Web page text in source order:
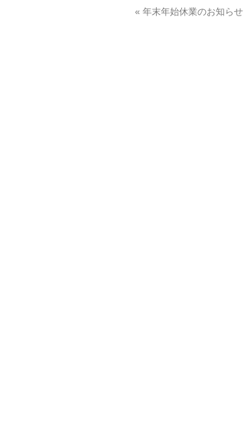
« 年末年始休業のお知らせ